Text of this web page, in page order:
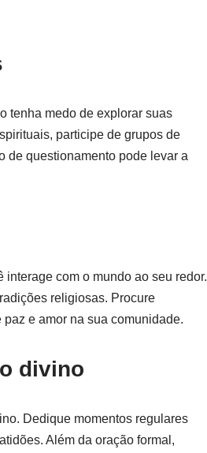
tenha medo de explorar suas
participe de grupos de
de questionamento pode levar a
com o mundo ao seu redor.
religiosas. Procure
e amor na sua comunidade.
divino
Dedique momentos regulares
Além da oração formal,